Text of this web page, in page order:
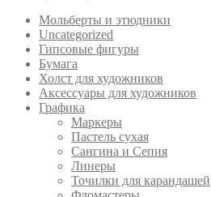
Мольберты и этюдники
Uncategorized
Гипсовые фигуры
Бумага
Холст для художников
Аксессуары для художников
Графика
Маркеры
Пастель сухая
Сангина и Сепия
Линеры
Точилки для карандашей